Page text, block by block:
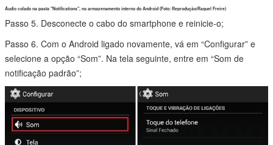
Áudio colado na pasta "Notifications", no armazenamento interno do Android (Foto: Reprodução/Raquel Freire)
Passo 5. Desconecte o cabo do smartphone e reinicie-o;
Passo 6. Com o Android ligado novamente, vá em “Configurar” e
selecione a opção “Som”. Na tela seguinte, entre em “Som de
notificação padrão”;